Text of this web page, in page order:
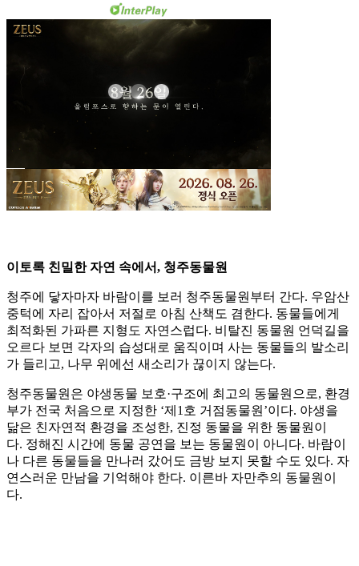
이토록 친밀한 자연 속에서, 청주동물원
청주에 닿자마자 바람이를 보러 청주동물원부터 간다. 우암산
중턱에 자리 잡아서 저절로 아침 산책도 겸한다. 동물들에게
최적화된 가파른 지형도 자연스럽다. 비탈진 동물원 언덕길을
오르다 보면 각자의 습성대로 움직이며 사는 동물들의 발소리
가 들리고, 나무 위에선 새소리가 끊이지 않는다.
청주동물원은 야생동물 보호·구조에 최고의 동물원으로, 환경
부가 전국 처음으로 지정한 ‘제1호 거점동물원’이다. 야생을
닮은 친자연적 환경을 조성한, 진정 동물을 위한 동물원이
다. 정해진 시간에 동물 공연을 보는 동물원이 아니다. 바람이
나 다른 동물들을 만나러 갔어도 금방 보지 못할 수도 있다. 자
연스러운 만남을 기억해야 한다. 이른바 자만추의 동물원이
다.